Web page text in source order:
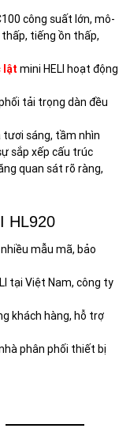
công suất lớn, mô-
tiếng ồn thấp,
lật mini HELI hoạt động
tải trọng dàn đều
sáng, tầm nhìn
sắp xếp cấu trúc
quan sát rõ ràng,
HL920
mẫu mã, bảo
tại Việt Nam, công ty
khách hàng, hỗ trợ
phân phối thiết bị